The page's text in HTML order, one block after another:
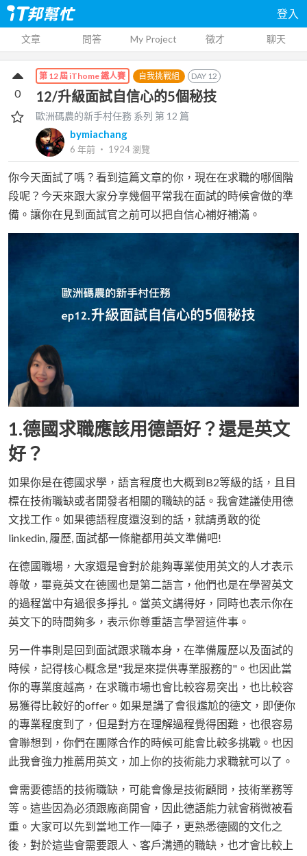
登入
文章 問答 My Project 徵才 聊天
第 12 屆 iThome 鐵人賽 自我挑戰組 DAY 12
12/升級面試自信心的5個秘技
歐洲碼農的新手村任務 系列 第 12 篇
bymiachang
6 年前 ‧ 1924瀏覽
0
你今天面試了嗎？看到這篇文章的你，現在在求職的哪個階
段呢？今天來跟大家分享幾個平常我在面試的時候會做的準
備。讓你在見到面試官之前可以把自信心補好補滿。
1.德國求職應該用德語好？還是英文
好？
如果你是在德國求學，語言程度也大概到B2等級的話，且目
標在技術職缺或者開發者相關的職缺的話。我會建議使用德
文找工作。如果德語程度還沒到的話，就請勇敢的從
linkedin, 履歷, 面試都一條龍都用英文準備吧!
在德國職場，大家還是會對於能夠專業使用英文的人才表示
尊敬，畢竟英文在德國也是第二語言，他們也是在學習英文
的過程當中有過很多掙扎。當英文講得好，同時也表示你在
英文下的時間夠多，表示你尊重語言學習這件事。
另一件事則是回到面試跟求職本身，在準備履歷以及面試的
時候，記得核心概念是"我是來提供專業服務的"。也因此當
你的專業度越高，在求職市場也會比較容易突出，也比較容
易獲得比較好的offer。如果是講了會很尷尬的德文，即便你
的專業程度到了，但是對方在理解過程覺得困難，也很容易
會聯想到，你們在團隊合作的時候可能會比較多挑戰。也因
此我會強力推薦用英文，加上你的技術能力求職就可以了。
會需要德語的技術職缺，可能會像是技術顧問，技術業務等
等。這些因為必須跟廠商開會，因此德語能力就會稍微被看
重。大家可以先到當地工作一陣子，更熟悉德國的文化之
後，對於這些會需要跟人、客戶溝通的職缺，也才會比較上